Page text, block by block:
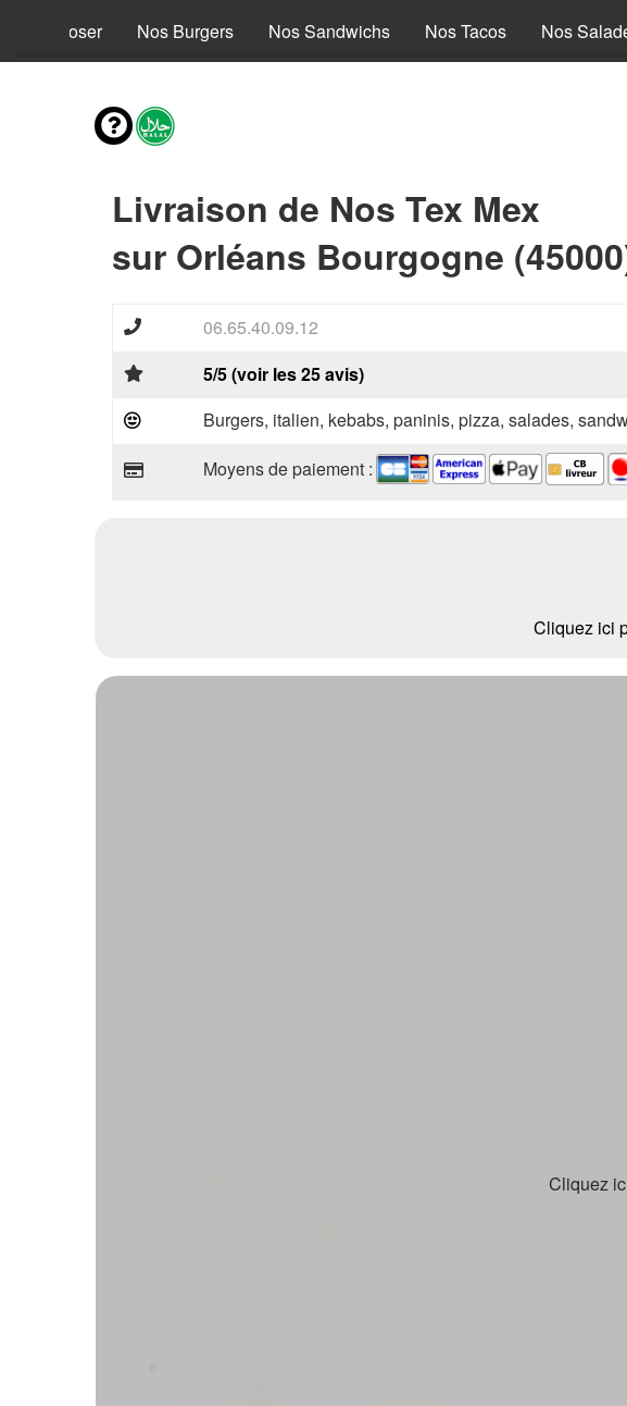
à composer Nos Burgers Nos Sandwichs Nos Tacos Nos
Livraison de Nos Tex Mex
sur Orléans Bourgogne
06.65.40.09.12
5/5 (voir les 25 avis)
Burgers, italien, kebabs, paninis, pizza, salades,
Moyens de paiement :
Cliquez ici
Cliquez